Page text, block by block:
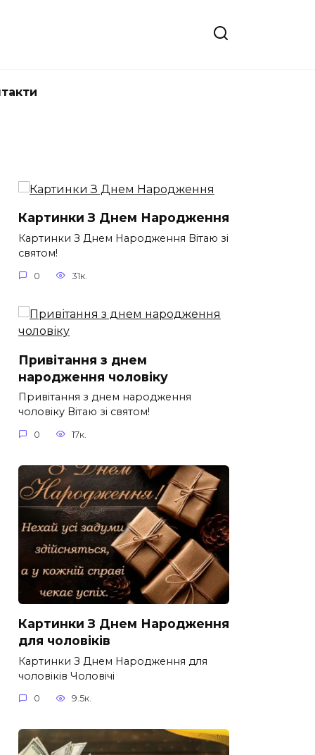
Картинки З Днем Народження
Картинки З Днем Народження Вітаю зі
святом!
0 31к.
Привітання з днем
народження чоловіку
Привітання з днем народження
чоловіку Вітаю зі святом!
0 17к.
Картинки З Днем Народження
для чоловіків​
Картинки З Днем Народження для
чоловіків​ Чоловічі
0 9.5к.